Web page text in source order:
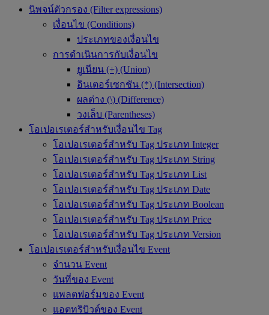
นิพจน์ตัวกรอง (Filter expressions)
เงื่อนไข (Conditions)
ประเภทของเงื่อนไข
การดำเนินการกับเงื่อนไข
ยูเนียน (+) (Union)
อินเตอร์เซกชัน (*) (Intersection)
ผลต่าง (\) (Difference)
วงเล็บ (Parentheses)
โอเปอเรเตอร์สำหรับเงื่อนไข Tag
โอเปอเรเตอร์สำหรับ Tag ประเภท Integer
โอเปอเรเตอร์สำหรับ Tag ประเภท String
โอเปอเรเตอร์สำหรับ Tag ประเภท List
โอเปอเรเตอร์สำหรับ Tag ประเภท Date
โอเปอเรเตอร์สำหรับ Tag ประเภท Boolean
โอเปอเรเตอร์สำหรับ Tag ประเภท Price
โอเปอเรเตอร์สำหรับ Tag ประเภท Version
โอเปอเรเตอร์สำหรับเงื่อนไข Event
จำนวน Event
วันที่ของ Event
แพลตฟอร์มของ Event
แอตทริบิวต์ของ Event